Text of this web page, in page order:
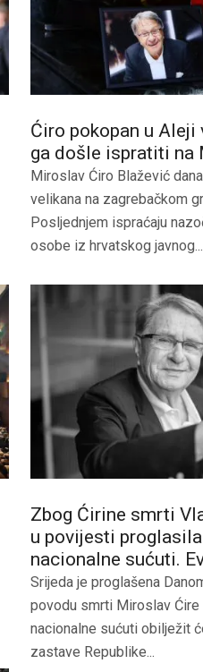
Ćiro pokopan u Aleji
ga došle ispratiti na
Miroslav Ćiro Blažević
velikana na zagrebačkom
Posljednjem ispraćaju
osobe iz hrvatskog javnog...
Zbog Ćirine smrti
u povijesti
nacionalne sućuti.
Srijeda je proglašena
povodu smrti Miroslav Ćire
nacionalne sućuti obilježit
zastave Republike...